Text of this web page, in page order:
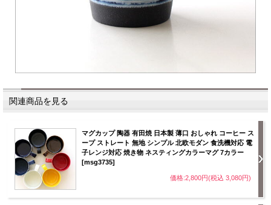
関連商品を見る
マグカップ 陶器 有田焼 日本製 薄口 おしゃれ コーヒー ス
ープ ストレート 無地 シンプル 北欧モダン 食洗機対応 電
子レンジ対応 焼き物 ネスティングカラーマグ 7カラー
[msg3735]
価格:2,800円(税込 3,080円)